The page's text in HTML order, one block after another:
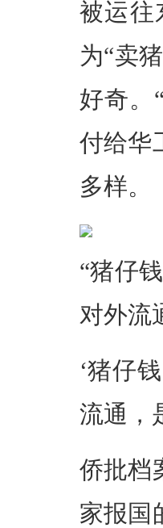
被运往
为“卖
好奇。
付给华
多样。
“猪仔
对外流
‘猪仔
流通，
侨批档
家报国